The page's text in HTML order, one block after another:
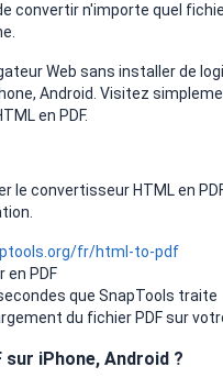
convertir n'importe quel
Web sans installer de
Android. Visitez
en PDF.
le convertisseur HTML en
fr/html-to-pdf
en PDF
que SnapTools traite
du fichier PDF sur
sur iPhone, Android ?